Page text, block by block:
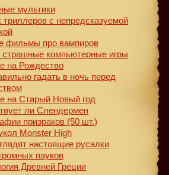
мультики
триллеров с непредсказуемой
фильмы про вампиров
компьютерные игры
на Рождество
гадать в ночь перед
на Старый Новый год
ли Слендермен
призраков (50 шт.)
Monster High
настоящие русалки
пауков
Древней Греции